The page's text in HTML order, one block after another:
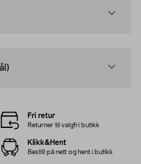
Fri retur
Returner til valgfri butikk
Klikk&Hent
Bestill på nett og hent i butikk